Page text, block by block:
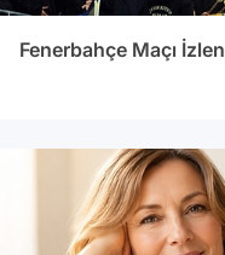
Fenerbahçe Maçı